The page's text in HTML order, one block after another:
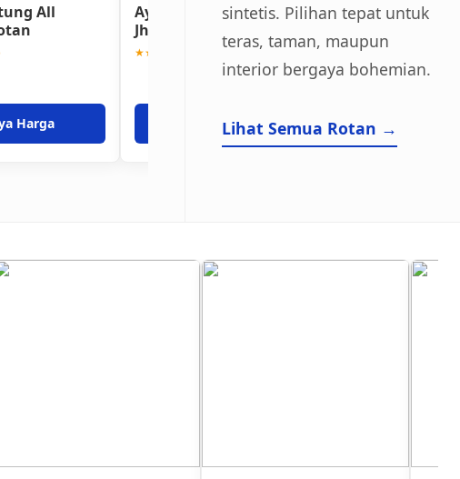
sintetis. Pilihan tepat untuk
teras, taman, maupun
interior bergaya bohemian.
Lihat Semua Rotan →
All
Harga
Ayunan Gantung Rotan
Jhafrase
★★★★★ (4.8)
Tanya Harga
Meja Makan
★★★★★ (4.9)